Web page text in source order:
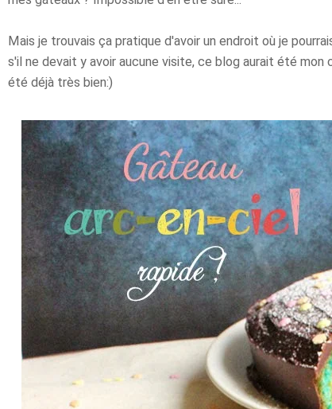
Mais je trouvais ça pratique d'avoir un endroit où je
s'il ne devait y avoir aucune visite, ce blog aurait été
été déjà très bien:)